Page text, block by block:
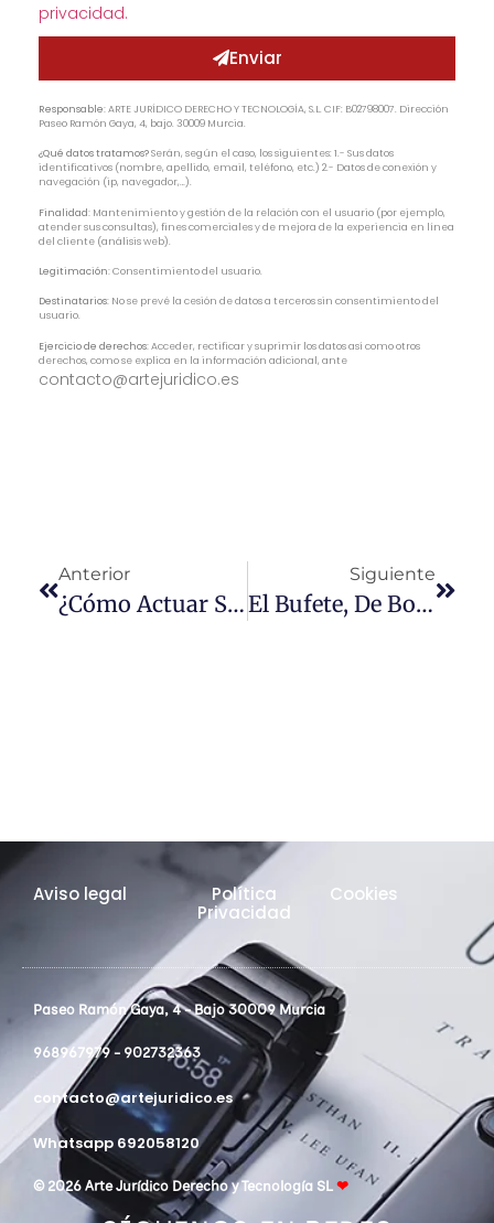
privacidad.
Enviar
Responsable:ARTE JURÍDICO DERECHO Y TECNOLOGÍA, S.L. CIF: B02798007. Dirección
Paseo Ramón Gaya, 4, bajo. 30009 Murcia.
¿Qué datos tratamos?Serán, según el caso, los siguientes: 1.- Sus datos
identificativos (nombre, apellido, email, teléfono, etc.) 2.- Datos de conexión y
navegación (ip, navegador,…).
Finalidad: Mantenimiento y gestión de la relación con el usuario (por ejemplo,
atender sus consultas), fines comerciales y de mejora de la experiencia en línea
del cliente (análisis web).
Legitimación:Consentimiento del usuario.
Destinatarios: No se prevé la cesión de datos a terceros sin consentimiento del
usuario.
Ejercicio de derechos:Acceder, rectificar y suprimir los datos así como otros
derechos, como se explica en la información adicional, ante
contacto@artejuridico.es
Anterior
¿Cómo Actuar Si Nos Encontramos Un Objeto?
Siguiente
El Bufete, De Borja Martínez-Echevarría
Aviso legal
Política
Privacidad
Cookies
Paseo Ramón Gaya, 4 - Bajo 30009 Murcia
968967979 - 902732363
contacto@artejuridico.es
Whatsapp 692058120
© 2026 Arte Jurídico Derecho y Tecnología SL ❤